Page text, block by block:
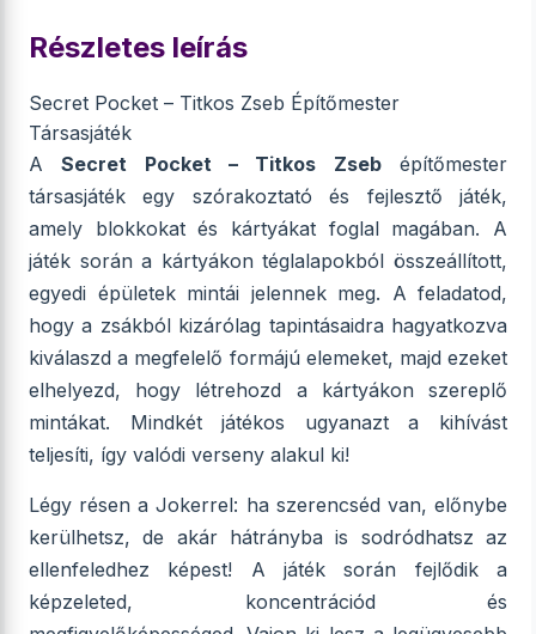
Részletes leírás
Secret Pocket – Titkos Zseb Építőmester
Társasjáték
ASecret Pocket – Titkos Zsebépítőmester
társasjáték egy szórakoztató és fejlesztő játék,
amely blokkokat és kártyákat foglal magában. A
játék során a kártyákon téglalapokból összeállított,
egyedi épületek mintái jelennek meg. A feladatod,
hogy a zsákból kizárólag tapintásaidra hagyatkozva
kiválaszd a megfelelő formájú elemeket, majd ezeket
elhelyezd, hogy létrehozd a kártyákon szereplő
mintákat. Mindkét játékos ugyanazt a kihívást
teljesíti, így valódi verseny alakul ki!
Légy résen a Jokerrel: ha szerencséd van, előnybe
kerülhetsz, de akár hátrányba is sodródhatsz az
ellenfeledhez képest! A játék során fejlődik a
képzeleted, koncentrációd és